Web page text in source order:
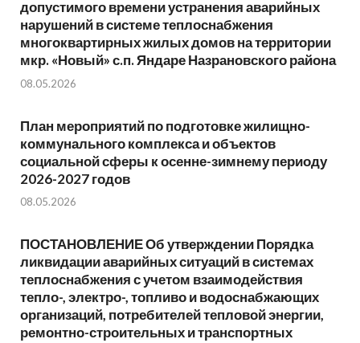
допустимого времени устранения аварийных
нарушений в системе теплоснабжения
многоквартирных жилых домов на территории
мкр. «Новый» с.п. Яндаре Назрановского района
08.05.2026
План мероприятий по подготовке жилищно-
коммунального комплекса и объектов
социальной сферы к осенне-зимнему периоду
2026-2027 годов
08.05.2026
ПОСТАНОВЛЕНИЕ Об утверждении Порядка
ликвидации аварийных ситуаций в системах
теплоснабжения с учетом взаимодействия
тепло-, электро-, топливо и водоснабжающих
организаций, потребителей тепловой энергии,
ремонтно-строительных и транспортных